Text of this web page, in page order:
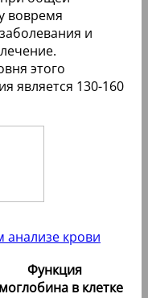
вовремя
и
этого
является 130-160
анализе крови
Функция
в клетке